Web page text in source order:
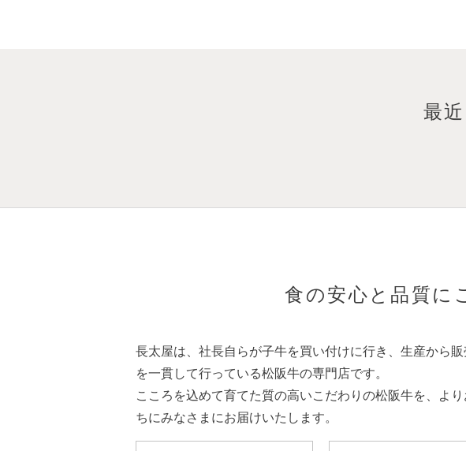
最
食の安心と品質に
長太屋は、社長自らが子牛を買い付けに行き、生産から
を一貫して行っている松阪牛の専門店です。
こころを込めて育てた質の高いこだわりの松阪牛を、より
ちにみなさまにお届けいたします。